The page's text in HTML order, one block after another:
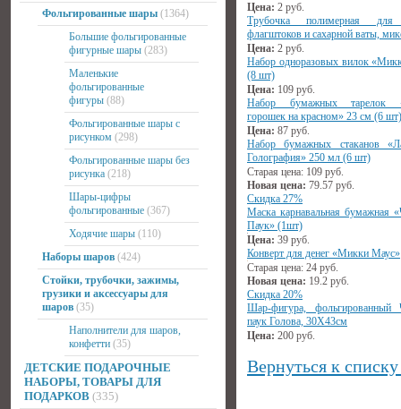
Фольгированные шары (1364)
Большие фольгированные
фигурные шары (283)
Маленькие
фольгированные
фигуры (88)
Фольгированные шары с
рисунком (298)
Фольгированные шары без
рисунка (218)
Шары-цифры
фольгированные (367)
Ходячие шары (110)
Наборы шаров (424)
Стойки, трубочки, зажимы,
грузики и аксессуары для
шаров (35)
Наполнители для шаров,
конфетти (35)
ДЕТСКИЕ ПОДАРОЧНЫЕ
НАБОРЫ, ТОВАРЫ ДЛЯ
ПОДАРКОВ (335)
Цена: 2 руб.
Трубочка полимерная
флагштоков и сахарной ваты,
Цена: 2 руб.
Набор одноразовых вилок
(8 шт)
Цена: 109 руб.
Набор бумажных тарелок
горошек на красном» 23 см (6 шт)
Цена: 87 руб.
Набор бумажных стаканов
Голография» 250 мл (6 шт)
Старая цена: 109 руб.
Новая цена: 79.57 руб.
Скидка 27%
Маска карнавальная бумажная
Паук» (1шт)
Цена: 39 руб.
Конверт для денег «Микки Маус»
Старая цена: 24 руб.
Новая цена: 19.2 руб.
Скидка 20%
Шар-фигура, фольгированный
паук Голова, 30Х43см
Цена: 200 руб.
Вернуться к списку